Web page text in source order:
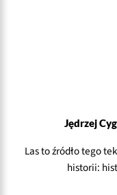
Jędrzej
Las to źródło tego
historii: